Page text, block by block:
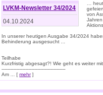
LVKM-Newsletter 34/2024
04.10.2024
…
von
In unserer heutigen Ausgabe 34/2024
Behinderung ausgesucht ...
Teilhabe
Kurzfristig abgesagt?! Wie geht es weiter
-------------------------------------------
Am ... [ mehr]